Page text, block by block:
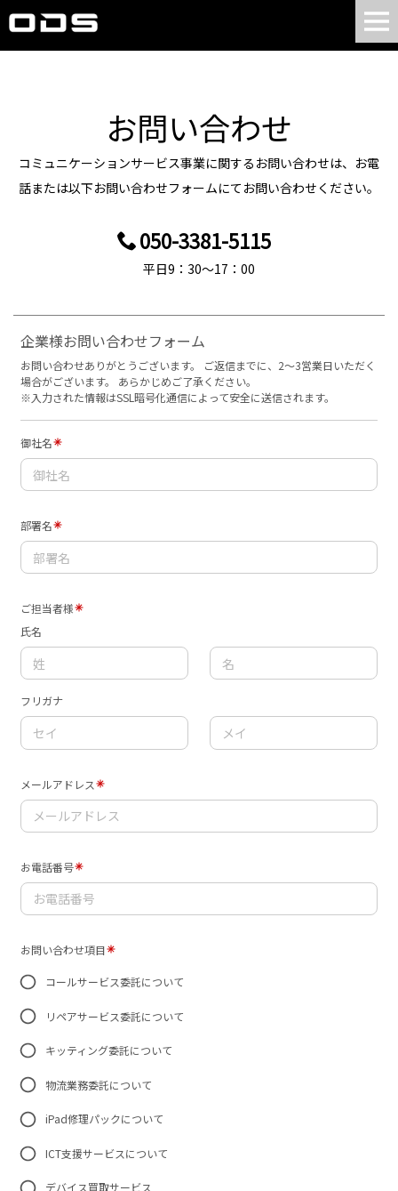
お問い合わせ
コミュニケーションサービス事業に関するお問い合わせは、お電
話または以下お問い合わせフォームにてお問い合わせください。
050-3381-5115
平日9：30～17：00